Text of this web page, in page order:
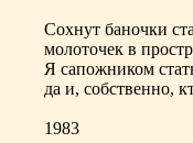
Сохнут баночки
молоточек в
Я сапожником
да и, собственно,
1983